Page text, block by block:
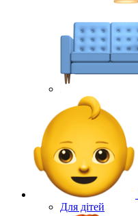
Для дітей